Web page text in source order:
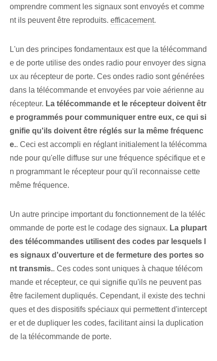
omprendre comment les signaux sont envoyés et comme
nt ils peuvent être reproduits. efficacement.
L'un des principes fondamentaux est que la télécommand
e de porte utilise des ondes radio pour envoyer des signa
ux au récepteur de porte. Ces ondes radio sont générées
dans la télécommande et envoyées par voie aérienne au
récepteur. La télécommande et le récepteur doivent êtr
e programmés pour communiquer entre eux, ce qui si
gnifie qu'ils doivent être réglés sur la même fréquenc
e.. Ceci est accompli en réglant initialement la télécomma
nde pour qu'elle diffuse sur une fréquence spécifique et e
n programmant le récepteur pour qu'il reconnaisse cette
même fréquence.
Un autre principe important du fonctionnement de la téléc
ommande de porte est le codage des signaux. La plupart
des télécommandes utilisent des codes par lesquels l
es signaux d'ouverture et de fermeture des portes so
nt transmis.. Ces codes sont uniques à chaque télécom
mande et récepteur, ce qui signifie qu'ils ne peuvent pas
être facilement dupliqués. Cependant, il existe des techni
ques et des dispositifs spéciaux qui permettent d'intercept
er et de dupliquer les codes, facilitant ainsi la duplication
de la télécommande de porte.